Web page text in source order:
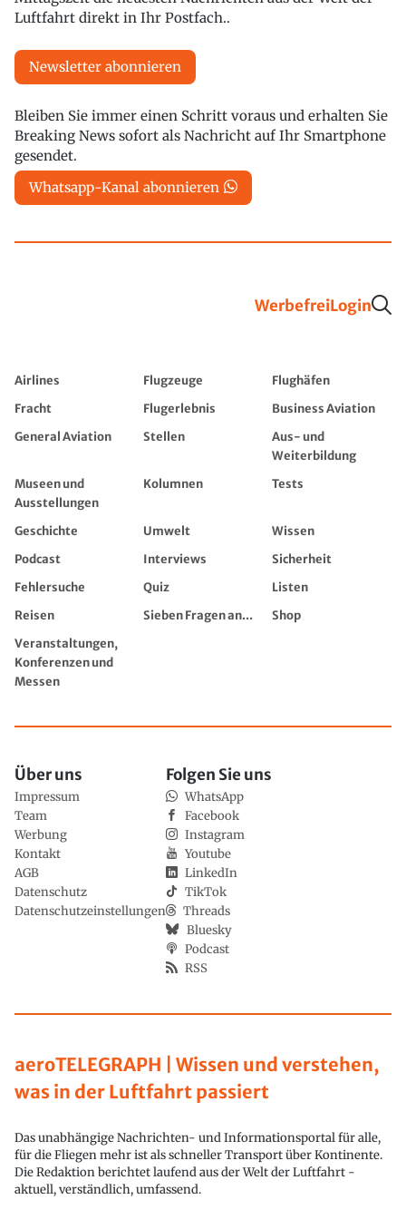
Luftfahrt direkt in Ihr Postfach..
Newsletter abonnieren
Bleiben Sie immer einen Schritt voraus und erhalten Sie
Breaking News sofort als Nachricht auf Ihr Smartphone
gesendet.
Whatsapp-Kanal abonnieren
WerbefreiLogin
Airlines Flugzeuge
Flughäfen
Fracht
Flugerlebnis
Business Aviation
General Aviation
Stellen
Aus- und
Weiterbildung
Museen und
Ausstellungen
Kolumnen Tests
Geschichte Umwelt
Wissen
Podcast
Interviews
Sicherheit
Fehlersuche
Quiz
Listen
Reisen
Sieben Fragen an...
Shop
Veranstaltungen,
Konferenzen und
Messen
aeroTELEGRAPH | Wissen und verstehen,
was in der Luftfahrt passiert
Das unabhängige Nachrichten- und Informationsportal für alle,
für die Fliegen mehr ist als schneller Transport über Kontinente.
Die Redaktion berichtet laufend aus der Welt der Luftfahrt -
aktuell, verständlich, umfassend.
Über uns
Impressum
Team
Werbung
Kontakt
AGB
Datenschutz
Datenschutzeinstellungen
Folgen Sie uns
WhatsApp
Facebook
Instagram
Youtube
LinkedIn
TikTok
Threads
Bluesky
Podcast
RSS